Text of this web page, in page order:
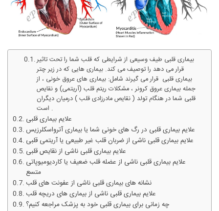
بیماری قلبی طیف وسیعی از شرایطی که قلب شما را تحت تاثیر
قرار می دهد را توصیف می کند. بیماری هایی که در زیر چتر
بیماری قلبی قرار می گیرند شامل: بیماری های عروق خونی ، از
جمله بیماری عروق کرونر ، مشکلات ریتم قلب (آریتمی) و نقایص
قلبی شما در هنگام تولد ( نقایص مادرزادی قلب ) درمیان دیگران
است .
علایم بیماری قلبی
علایم بیماری قلبی در رگ های خونی شما یا بیماری آترواسکلرزیس
علایم بیماری قلبی ناشی از ضربان قلب غیر طبیعی یا آریتمی قلبی
علایم بیماری قلبی ناشی از نقایص قلبی
علایم بیماری قلبی ناشی از عضله قلب ضعیف یا کاردیومیوپاتی
متسع
نشانه های بیماری قلبی ناشی از عفونت های قلب
علایم بیماری قلبی ناشی از بیماری های دریچه قلب
چه زمانی برای بیماری قلبی خود به پزشک مراجعه کنیم؟